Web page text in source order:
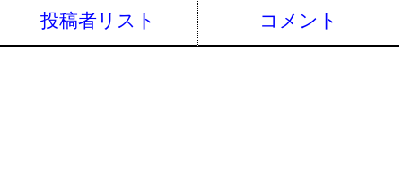
投稿者リスト コメント